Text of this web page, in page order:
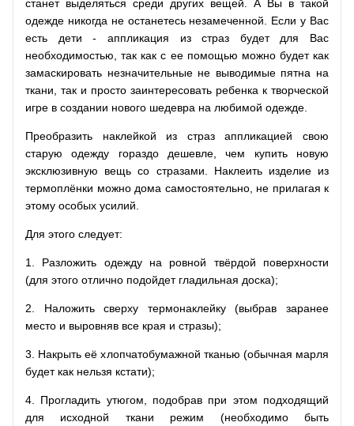
станет выделяться среди других вещей. А Вы в такой
одежде никогда не останетесь незамеченной. Если у Вас
есть дети - аппликация из страз будет для Вас
необходимостью, так как с ее помощью можно будет как
замаскировать незначительные не выводимые пятна на
ткани, так и просто заинтересовать ребенка к творческой
игре в создании нового шедевра на любимой одежде.
Преобразить наклейкой из страз аппликацией свою
старую одежду гораздо дешевле, чем купить новую
эксклюзивную вещь со стразами. Наклеить изделие из
термоплёнки можно дома самостоятельно, не прилагая к
этому особых усилий.
Для этого следует:
1. Разложить одежду на ровной твёрдой поверхности
(для этого отлично подойдет гладильная доска);
2. Наложить сверху термонаклейку (выбрав заранее
место и выровняв все края и стразы);
3. Накрыть её хлопчатобумажной тканью (обычная марля
будет как нельзя кстати);
4. Прогладить утюгом, подобрав при этом подходящий
для исходной ткани режим (необходимо быть